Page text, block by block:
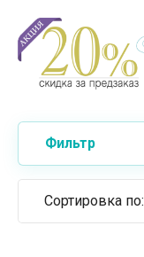
Фильтр
Сортировка по: